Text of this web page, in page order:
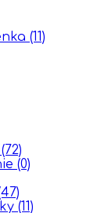
(11)
(72)
(0)
(11)